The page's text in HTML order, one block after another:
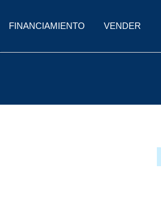
FINANCIAMIENTO VENDER